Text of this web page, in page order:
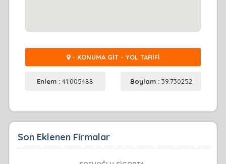
- KONUMA GİT - YOL TARİFİ
Enlem :41.005488 Boylam : 39.730252
Son Eklenen Firmalar